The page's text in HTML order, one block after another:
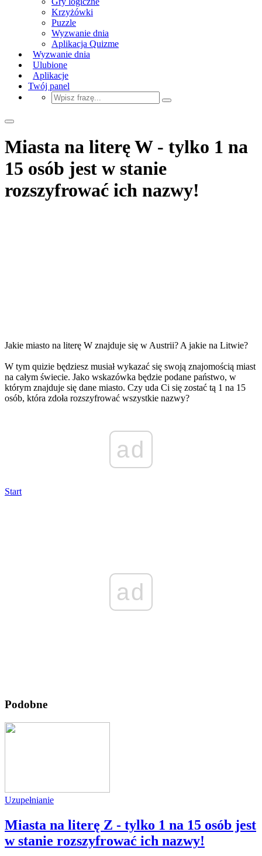
Krzyżówki
Puzzle
Wyzwanie dnia
Aplikacja Quizme
Wyzwanie dnia
Ulubione
Aplikacje
Twój panel
Miasta na literę W - tylko 1 na
15 osób jest w stanie
rozszyfrować ich nazwy!
Jakie miasto na literę W znajduje się w Austrii? A jakie na Litwie?
W tym quizie będziesz musiał wykazać się swoją znajomością miast
na całym świecie. Jako wskazówka będzie podane państwo, w
którym znajduje się dane miasto. Czy uda Ci się zostać tą 1 na 15
osób, która zdoła rozszyfrować wszystkie nazwy?
ad
Start
ad
Podobne
Uzupełnianie
Miasta na literę Z - tylko 1 na 15 osób jest
w stanie rozszyfrować ich nazwy!